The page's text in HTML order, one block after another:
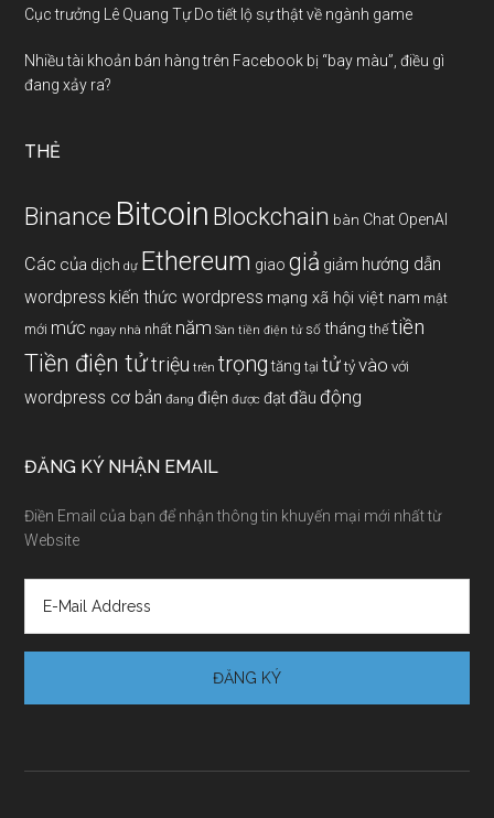
Cục trưởng Lê Quang Tự Do tiết lộ sự thật về ngành game
Nhiều tài khoản bán hàng trên Facebook bị “bay màu”, điều gì
đang xảy ra?
THẺ
Binance Bitcoin Blockchain bàn Chat OpenAI
Các của dịch dự Ethereum giao giả giảm hướng dẫn
wordpress kiến thức wordpress mạng xã hội việt nam mật
mới mức ngay nhà nhất năm Sàn tiền điện tử số tháng thế tiền
Tiền điện tửtriệu trên trọng tăng tại tử tỷ vào với
wordpress cơ bản đang điện được đạtđầu động
ĐĂNG KÝ NHẬN EMAIL
Điền Email của bạn để nhận thông tin khuyến mại mới nhất từ
Website